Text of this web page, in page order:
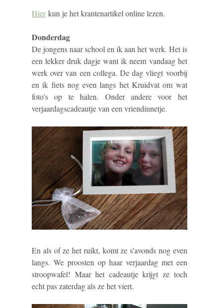
Hierkun je het krantenartikel online lezen.
Donderdag
De jongens naar school en ik aan het werk. Het is
een lekker druk dagje want ik neem vandaag het
werk over van een collega. De dag vliegt voorbij
en ik fiets nog even langs het Kruidvat om wat
foto's op te halen. Onder andere voor het
verjaardagscadeautje van een vriendinnetje.
En als of ze het ruikt, komt ze s'avonds nog even
langs. We proosten op haar verjaardag met een
stroopwafel! Maar het cadeautje krijgt ze toch
echt pas zaterdag als ze het viert.